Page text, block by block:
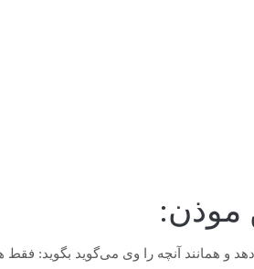
موذن:
همانند آنچه را وی می‌گوید بگوید: فقط